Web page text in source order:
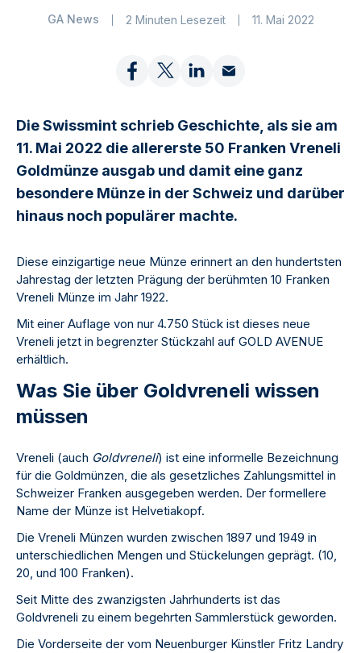
GA News 2 Minuten Lesezeit 11. Mai 2022
Die Swissmint schrieb Geschichte, als sie am
11. Mai 2022 die allererste 50 Franken Vreneli
Goldmünze ausgab und damit eine ganz
besondere Münze in der Schweiz und darüber
hinaus noch populärer machte.
Diese einzigartige neue Münze erinnert an den hundertsten
Jahrestag der letzten Prägung der berühmten 10 Franken
Vreneli Münze im Jahr 1922.
Mit einer Auflage von nur 4.750 Stück ist dieses neue
Vreneli jetzt in begrenzter Stückzahl auf GOLD AVENUE
erhältlich.
Was Sie über Goldvreneli wissen
müssen
Vreneli (auch Goldvreneli) ist eine informelle Bezeichnung
für die Goldmünzen, die als gesetzliches Zahlungsmittel in
Schweizer Franken ausgegeben werden. Der formellere
Name der Münze ist Helvetiakopf.
Die Vreneli Münzen wurden zwischen 1897 und 1949 in
unterschiedlichen Mengen und Stückelungen geprägt. (10,
20, und 100 Franken).
Seit Mitte des zwanzigsten Jahrhunderts ist das
Goldvreneli zu einem begehrten Sammlerstück geworden.
Die Vorderseite der vom Neuenburger Künstler Fritz Landry